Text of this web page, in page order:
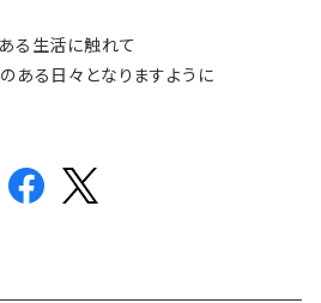
る生活に触れて
ある日々となりますように